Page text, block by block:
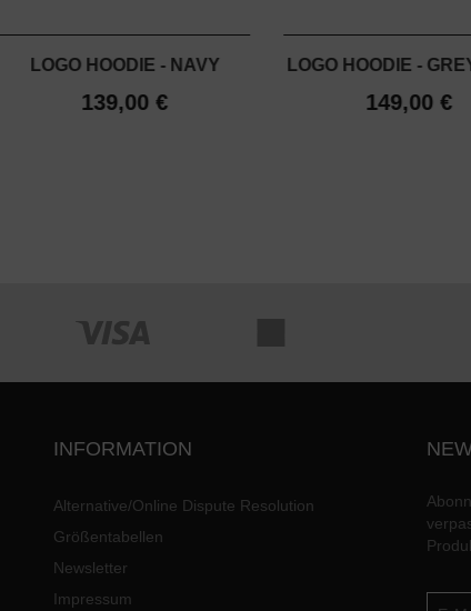
LOGO HOODIE - NAVY
139,00 €
LOGO HOODIE -
149,00 €
INFORMATION
Alternative/Online Dispute Resolution
Größentabellen
Newsletter
Impressum